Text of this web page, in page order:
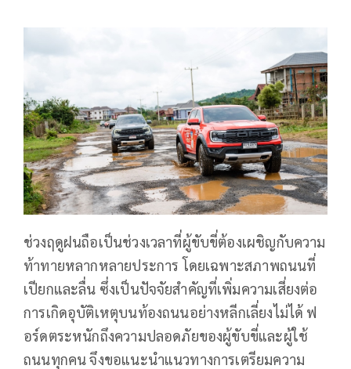
ช่วงฤดูฝนถือเป็นช่วงเวลาที่ผู้ขับขี่ต้องเผชิญกับความ
ท้าทายหลากหลายประการ โดยเฉพาะสภาพถนนที่
เปียกและลื่น ซึ่งเป็นปัจจัยสำคัญที่เพิ่มความเสี่ยงต่อ
การเกิดอุบัติเหตุบนท้องถนนอย่างหลีกเลี่ยงไม่ได้ ฟ
อร์ดตระหนักถึงความปลอดภัยของผู้ขับขี่และผู้ใช้
ถนนทุกคน จึงขอแนะนำแนวทางการเตรียมความ